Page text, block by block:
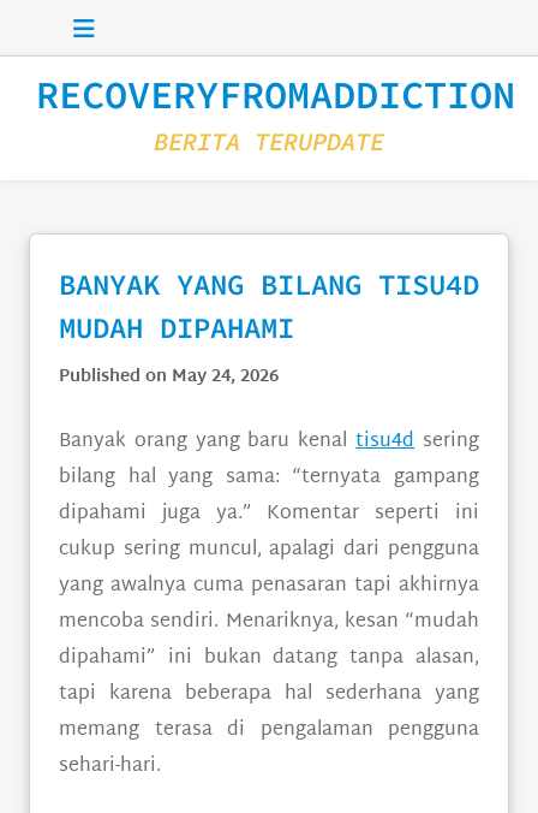
Skip to main content
RECOVERYFROMADDICTION
BERITA TERUPDATE
BANYAK YANG BILANG TISU4D
MUDAH DIPAHAMI
Published on May 24, 2026
Banyak orang yang baru kenaltisu4dsering
bilang hal yang sama: “ternyata gampang
dipahami juga ya.” Komentar seperti ini
cukup sering muncul, apalagi dari pengguna
yang awalnya cuma penasaran tapi akhirnya
mencoba sendiri. Menariknya, kesan “mudah
dipahami” ini bukan datang tanpa alasan,
tapi karena beberapa hal sederhana yang
memang terasa di pengalaman pengguna
sehari-hari.